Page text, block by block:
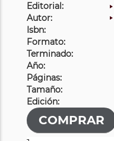
Editorial:
Autor:
Isbn:
Formato:
Terminado:
Año:
Páginas:
Tamaño:
Edición: